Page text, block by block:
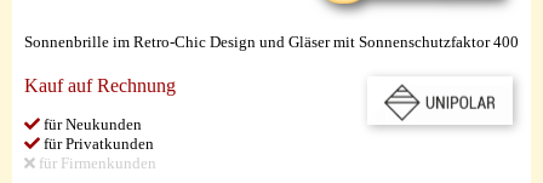
Sonnenbrille im Retro-Chic Design und Gläser mit Sonnenschutzfaktor 400
Kauf auf Rechnung
für Neukunden
für Privatkunden
für Firmenkunden